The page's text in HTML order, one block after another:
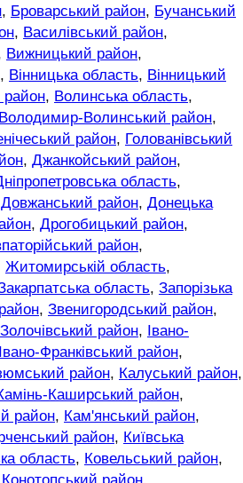
, Броварський район, Бучанський
, Василівський район,
Вижницький район,
, Вінницька область, Вінницький
район, Волинська область,
Володимир-Волинський район,
район, Голованівський
, Джанкойський район,
область,
Довжанський район, Донецька
, Дрогобицький район,
район,
Житомирській область,
область, Запорізька
, Звенигородський район,
Золочівський район,
Івано-
Івано-Франківський район,
район, Калуський район,
Каширський район,
район, Кам'янський район,
район, Київська
область, Ковельський район,